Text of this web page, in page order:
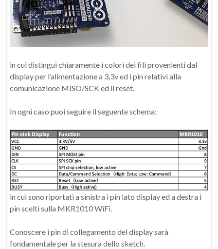
in cui distingui chiaramente i colori dei fili provenienti dal
display per l’alimentazione a 3,3v ed i pin relativi alla
comunicazione MISO/SCK ed il reset.
In ogni caso puoi seguire il seguente schema:
in cui sono riportati a sinistra i pin lato display ed a destra i
pin scelti sulla MKR1010 WiFi.
Conoscere i pin di collegamento del display sarà
fondamentale per la stesura dello sketch.